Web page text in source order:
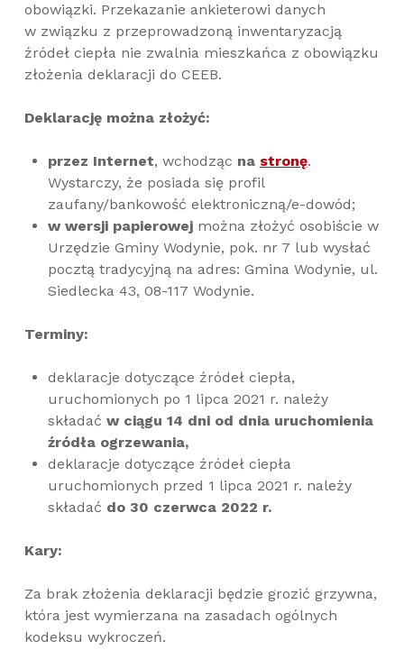
obowiązki. Przekazanie ankieterowi danych
w związku z przeprowadzoną inwentaryzacją
źródeł ciepła nie zwalnia mieszkańca z obowiązku
złożenia deklaracji do CEEB.
Deklarację można złożyć:
przez Internet, wchodząc na stronę.
Wystarczy, że posiada się profil
zaufany/bankowość elektroniczną/e-dowód;
w wersji papierowejmożna złożyć osobiście w
Urzędzie Gminy Wodynie, pok. nr 7 lub wysłać
pocztą tradycyjną na adres: Gmina Wodynie, ul.
Siedlecka 43, 08-117 Wodynie.
Terminy:
deklaracje dotyczące źródeł ciepła,
uruchomionych po 1 lipca 2021 r. należy
składać w ciągu 14 dni od dnia uruchomienia
źródła ogrzewania,
deklaracje dotyczące źródeł ciepła
uruchomionych przed 1 lipca 2021 r. należy
składać do 30 czerwca 2022 r.
Kary:
Za brak złożenia deklaracji będzie grozić grzywna,
która jest wymierzana na zasadach ogólnych
kodeksu wykroczeń.